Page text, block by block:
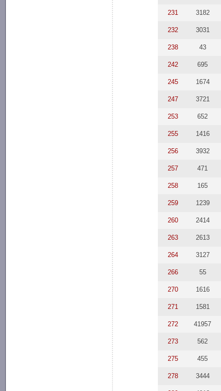
231 3182
232 3031
238 43
242 695
245 1674
247 3721
253 652
255 1416
256 3932
257 471
258 165
259 1239
260 2414
263 2613
264 3127
266 55
270 1616
271 1581
272 41957
273 562
275 455
278 3444